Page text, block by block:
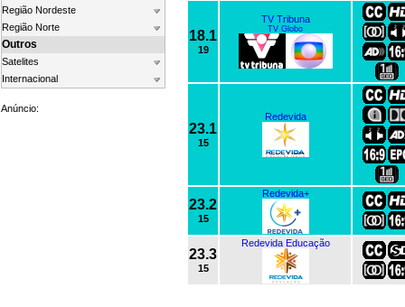
Região Nordeste
Região Norte
Outros
Satelites
Internacional
Anúncio:
18.1
19
TV Tribuna
TV Globo
23.1
15
Redevida
23.2
15
Redevida+
23.3
15
Redevida Educação